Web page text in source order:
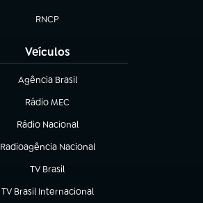
RNCP
(abre em nova aba)
Veículos
Agência Brasil
(abre em nova aba)
Rádio MEC
(abre em nova aba)
Rádio Nacional
Radioagência Nacional
(abre em nova aba)
TV Brasil
(abre em nova aba)
TV Brasil Internacional
(abre em nova aba)